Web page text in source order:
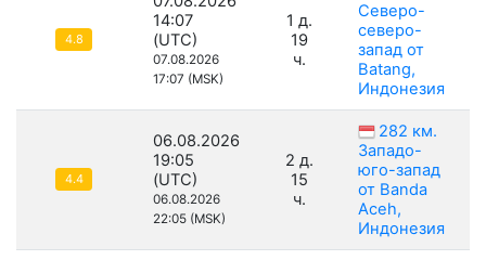
4.8
14:07
(UTC)
07.08.2026
17:07 (MSK)
1 д.
19
ч.
Северо-
северо-
запад от
Batang,
Индонезия
4.4
06.08.2026
19:05
(UTC)
06.08.2026
22:05 (MSK)
2 д.
15
ч.
282 км.
Западо-
юго-запад
от Banda
Aceh,
Индонезия